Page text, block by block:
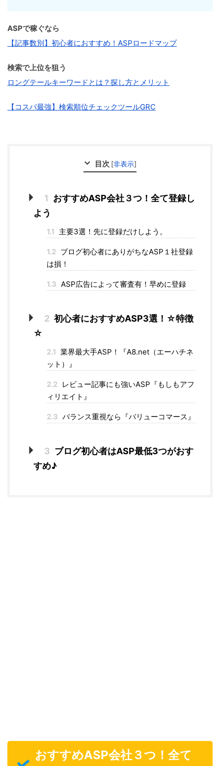
ASPで稼ぐなら
【記事数別】初心者におすすめ！ASPロードマップ
検索で上位を狙う
ロングテールキーワードとは？探し方とメリット
【コスパ最強】検索順位チェックツールGRC
目次 [非表示]
1 おすすめASP会社３つ！全て登録し
よう
1.1 主要3選！先に登録だけしよう。
1.2 ブログ初心者にありがちなASP１社登録
は損！
1.3 ASP広告によって審査有！早めに登録
2 初心者におすすめASP3選！☆特徴
☆
2.1 業界最大手ASP！『A8.net（エーハチネ
ット）』
2.2 レビュー記事にも強いASP『もしもアフ
ィリエイト』
2.3 バランス重視なら『バリューコマース』
3 ブログ初心者はASP最低3つがおす
すめ♪
おすすめASP会社３つ！全て